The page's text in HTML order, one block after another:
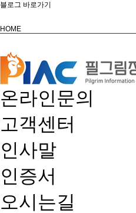
블로그 바로가기
HOME
온라인문의
고객센터
인사말
인증서
오시는길